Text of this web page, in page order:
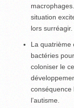
situation
lors surréagir.
La quatrième
bactéries
coloniser le
conséquence
l’autisme.